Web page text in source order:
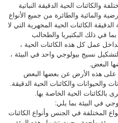
والكائنات الحية الدقيقة النباتية
والمائية والطائرة من جميع الأنواع
الكائنات الحية المجهرية التي لا
في ذلك البكتيريا والطحالب
عمل كل هذه الكائنات الحية ،
نسيج بيولوجي واحد في البيئة ،
البعض.
على هذه الأرض عن بعضها البعض
والحيوانات والكائنات الحية الدقيقة.
الحية الخاصة بها.
في البيئة بما يلي:
المختلفة في الجنس وأنواع الكائنات